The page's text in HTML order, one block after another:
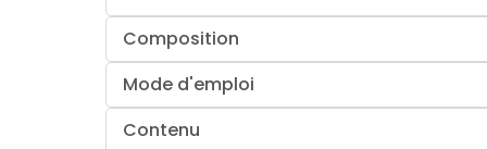
Composition
Mode d'emploi
Contenu